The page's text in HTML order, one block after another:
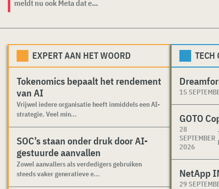
meldt nu ook Meta dat e...
EXPERT AAN HET WOORD
Tokenomics bepaalt het rendement
van AI
Vrijwel iedere organisatie heeft inmiddels een AI-
strategie. Veel min...
SOC’s staan onder druk door AI-
gestuurde aanvallen
Zowel aanvallers als verdedigers gebruiken
steeds vaker generatieve e...
TECH
15
GOTO
28
SEPTEMBER
2026
NetApp
29